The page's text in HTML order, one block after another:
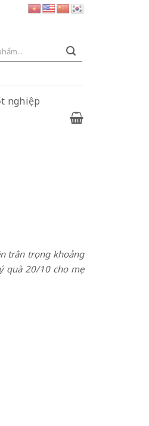
nghiệp
trân trọng khoảng
quà 20/10 cho mẹ